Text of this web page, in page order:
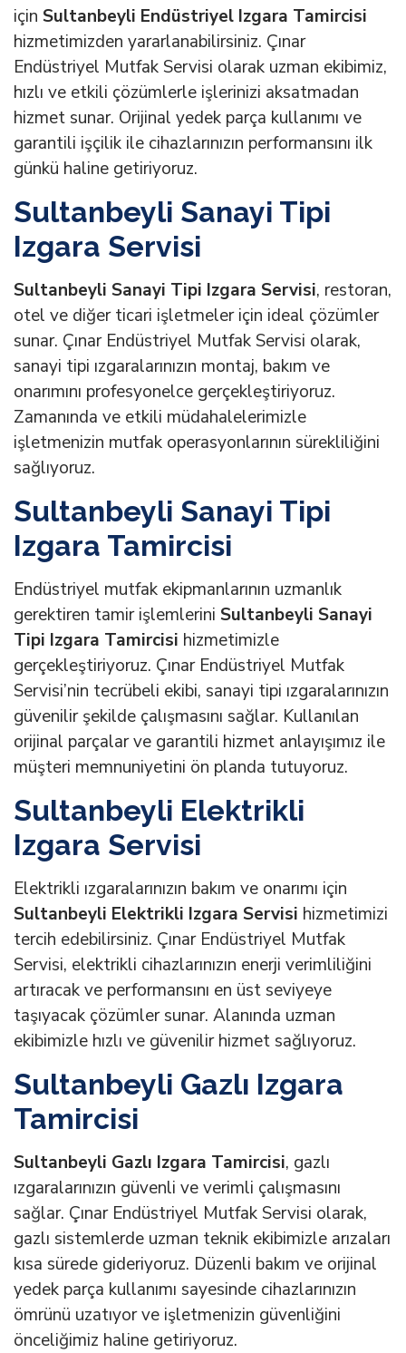
için Sultanbeyli Endüstriyel Izgara Tamircisi
hizmetimizden yararlanabilirsiniz. Çınar
Endüstriyel Mutfak Servisi olarak uzman ekibimiz,
hızlı ve etkili çözümlerle işlerinizi aksatmadan
hizmet sunar. Orijinal yedek parça kullanımı ve
garantili işçilik ile cihazlarınızın performansını ilk
günkü haline getiriyoruz.
Sultanbeyli Sanayi Tipi
Izgara Servisi
Sultanbeyli Sanayi Tipi Izgara Servisi, restoran,
otel ve diğer ticari işletmeler için ideal çözümler
sunar. Çınar Endüstriyel Mutfak Servisi olarak,
sanayi tipi ızgaralarınızın montaj, bakım ve
onarımını profesyonelce gerçekleştiriyoruz.
Zamanında ve etkili müdahalelerimizle
işletmenizin mutfak operasyonlarının sürekliliğini
sağlıyoruz.
Sultanbeyli Sanayi Tipi
Izgara Tamircisi
Endüstriyel mutfak ekipmanlarının uzmanlık
gerektiren tamir işlemlerini Sultanbeyli Sanayi
Tipi Izgara Tamircisi hizmetimizle
gerçekleştiriyoruz. Çınar Endüstriyel Mutfak
Servisi’nin tecrübeli ekibi, sanayi tipi ızgaralarınızın
güvenilir şekilde çalışmasını sağlar. Kullanılan
orijinal parçalar ve garantili hizmet anlayışımız ile
müşteri memnuniyetini ön planda tutuyoruz.
Sultanbeyli Elektrikli
Izgara Servisi
Elektrikli ızgaralarınızın bakım ve onarımı için
Sultanbeyli Elektrikli Izgara Servisi hizmetimizi
tercih edebilirsiniz. Çınar Endüstriyel Mutfak
Servisi, elektrikli cihazlarınızın enerji verimliliğini
artıracak ve performansını en üst seviyeye
taşıyacak çözümler sunar. Alanında uzman
ekibimizle hızlı ve güvenilir hizmet sağlıyoruz.
Sultanbeyli Gazlı Izgara
Tamircisi
Sultanbeyli Gazlı Izgara Tamircisi, gazlı
ızgaralarınızın güvenli ve verimli çalışmasını
sağlar. Çınar Endüstriyel Mutfak Servisi olarak,
gazlı sistemlerde uzman teknik ekibimizle arızaları
kısa sürede gideriyoruz. Düzenli bakım ve orijinal
yedek parça kullanımı sayesinde cihazlarınızın
ömrünü uzatıyor ve işletmenizin güvenliğini
önceliğimiz haline getiriyoruz.